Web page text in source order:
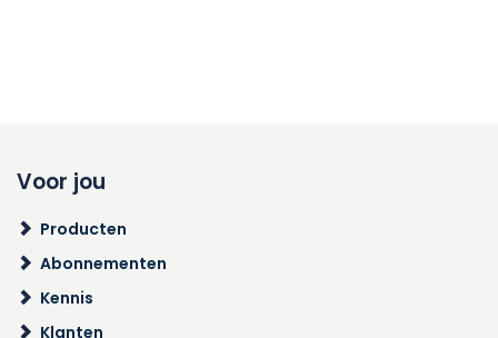
Voor jou
Producten
Abonnementen
Kennis
Klanten